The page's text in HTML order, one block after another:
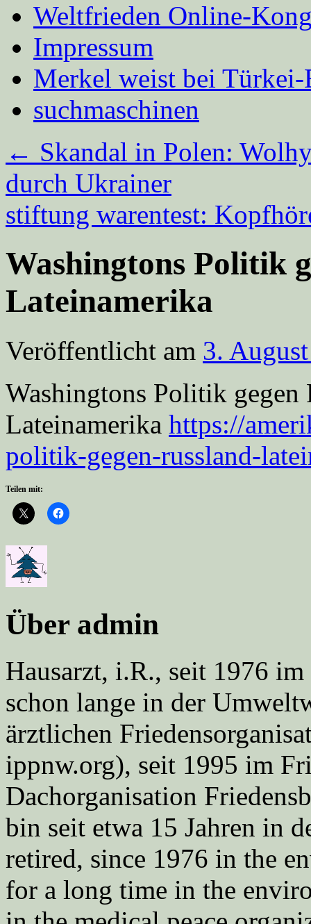
Weltfrieden Online-
Impressum
Merkel weist bei
suchmaschinen
← Skandal in Polen:
durch Ukrainer
stiftung warentest:
Washingtons Politik
Lateinamerika
Veröffentlicht am 3.
Washingtons Politik gegen
Lateinamerika https://
politik-gegen-russland-
Teilen mit:
Über admin
Hausarzt, i.R., seit 1976
schon lange in der
ärztlichen
ippnw.org), seit 1995 im
Dachorganisation
bin seit etwa 15 Jahren in
retired, since 1976 in the
for a long time in the